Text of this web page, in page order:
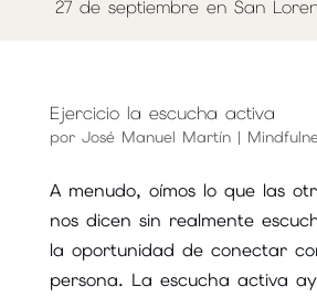
27 de septiembre en San
Ejercicio la escucha activa
por José Manuel Martín|
A menudo, oímos lo que las
nos dicen sin realmente
la oportunidad de conectar
persona. La escucha activa